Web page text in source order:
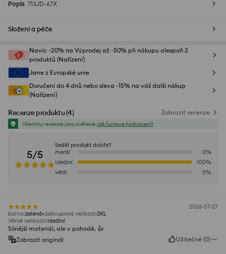
Popis 713JD-67X
Složení a péče
Navíc -20% na Výprodej až -50% při nákupu alespoň 2
produktů (Nařízení)
Jsme z Evropské unie
Doručení do 4 dnů nebo sleva -15% na váš další nákup
(Nařízení)
Recenze produktu(4) Zobrazit recenze
Všechny recenze jsou ověřené.Jak funguje hodnocení?
5/5
Seděl produkt dobře?
menší
0%
ideální
100%
větší
0%
2026-07-27
barva:zelená zakoupená velikost:3XL
Věrné velikosti:ideální
Silnější materiál, ale v pohodě. 👍️
Zobrazit originál
Užitečné (0)